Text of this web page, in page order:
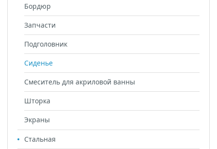
Бордюр
Запчасти
Подголовник
Сиденье
Смеситель для акриловой ванны
Шторка
Экраны
Стальная